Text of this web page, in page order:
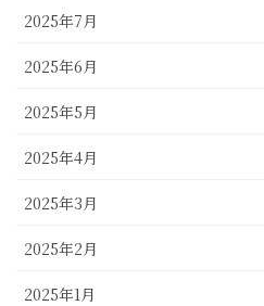
2025年7月
2025年6月
2025年5月
2025年4月
2025年3月
2025年2月
2025年1月